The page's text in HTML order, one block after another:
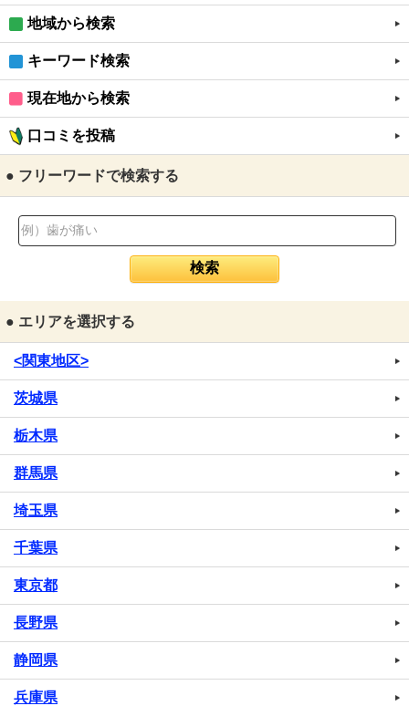
地域から検索
キーワード検索
現在地から検索
口コミを投稿
● フリーワードで検索する
● エリアを選択する
<関東地区>
茨城県
栃木県
群馬県
埼玉県
千葉県
東京都
長野県
静岡県
兵庫県